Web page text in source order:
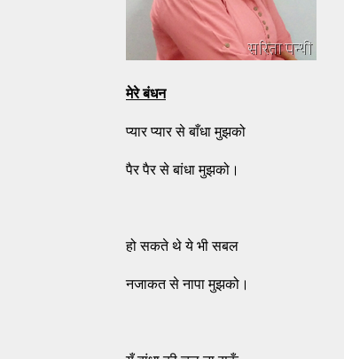
मेरे बंधन
प्यार प्यार से बाँधा मुझको
पैर पैर से बांधा मुझको।
हो सकते थे ये भी सबल
नजाकत से नापा मुझको।